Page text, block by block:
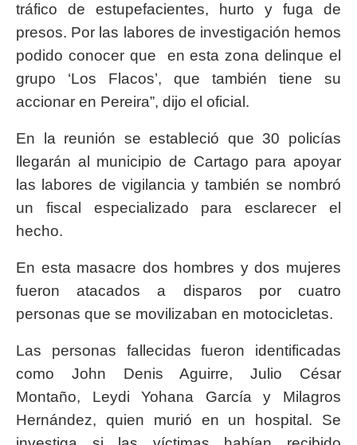
tráfico de estupefacientes, hurto y fuga de
presos. Por las labores de investigación hemos
podido conocer que en esta zona delinque el
grupo ‘Los Flacos’, que también tiene su
accionar en Pereira”, dijo el oficial.
En la reunión se estableció que 30 policías
llegarán al municipio de Cartago para apoyar
las labores de vigilancia y también se nombró
un fiscal especializado para esclarecer el
hecho.
En esta masacre dos hombres y dos mujeres
fueron atacados a disparos por cuatro
personas que se movilizaban en motocicletas.
Las personas fallecidas fueron identificadas
como John Denis Aguirre, Julio César
Montaño, Leydi Yohana García y Milagros
Hernández, quien murió en un hospital. Se